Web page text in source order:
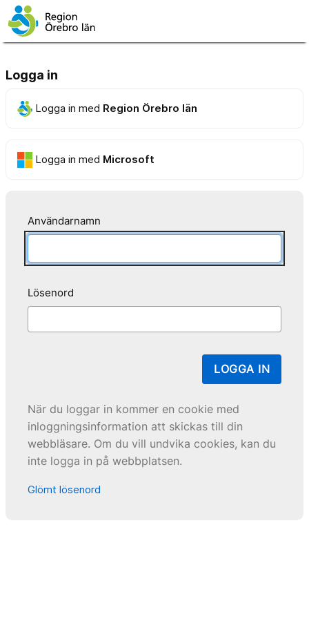
Logga in
Logga in med Region Örebro län
Logga in med Microsoft
Användarnamn
Lösenord
LOGGA IN
När du loggar in kommer en cookie med
inloggningsinformation att skickas till din
webbläsare. Om du vill undvika cookies, kan du
inte logga in på webbplatsen.
Glömt lösenord